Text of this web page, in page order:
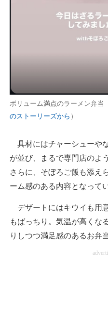
ボリューム満点のラーメン弁当
のストーリーズから ）
具材にはチャーシューや
が並び、まるで専門店のよ
さらに、そぼろご飯も添え
ーム感のある内容となって
デザートにはキウイも用
もばっちり。気温が高くな
りしつつ満足感のあるお弁